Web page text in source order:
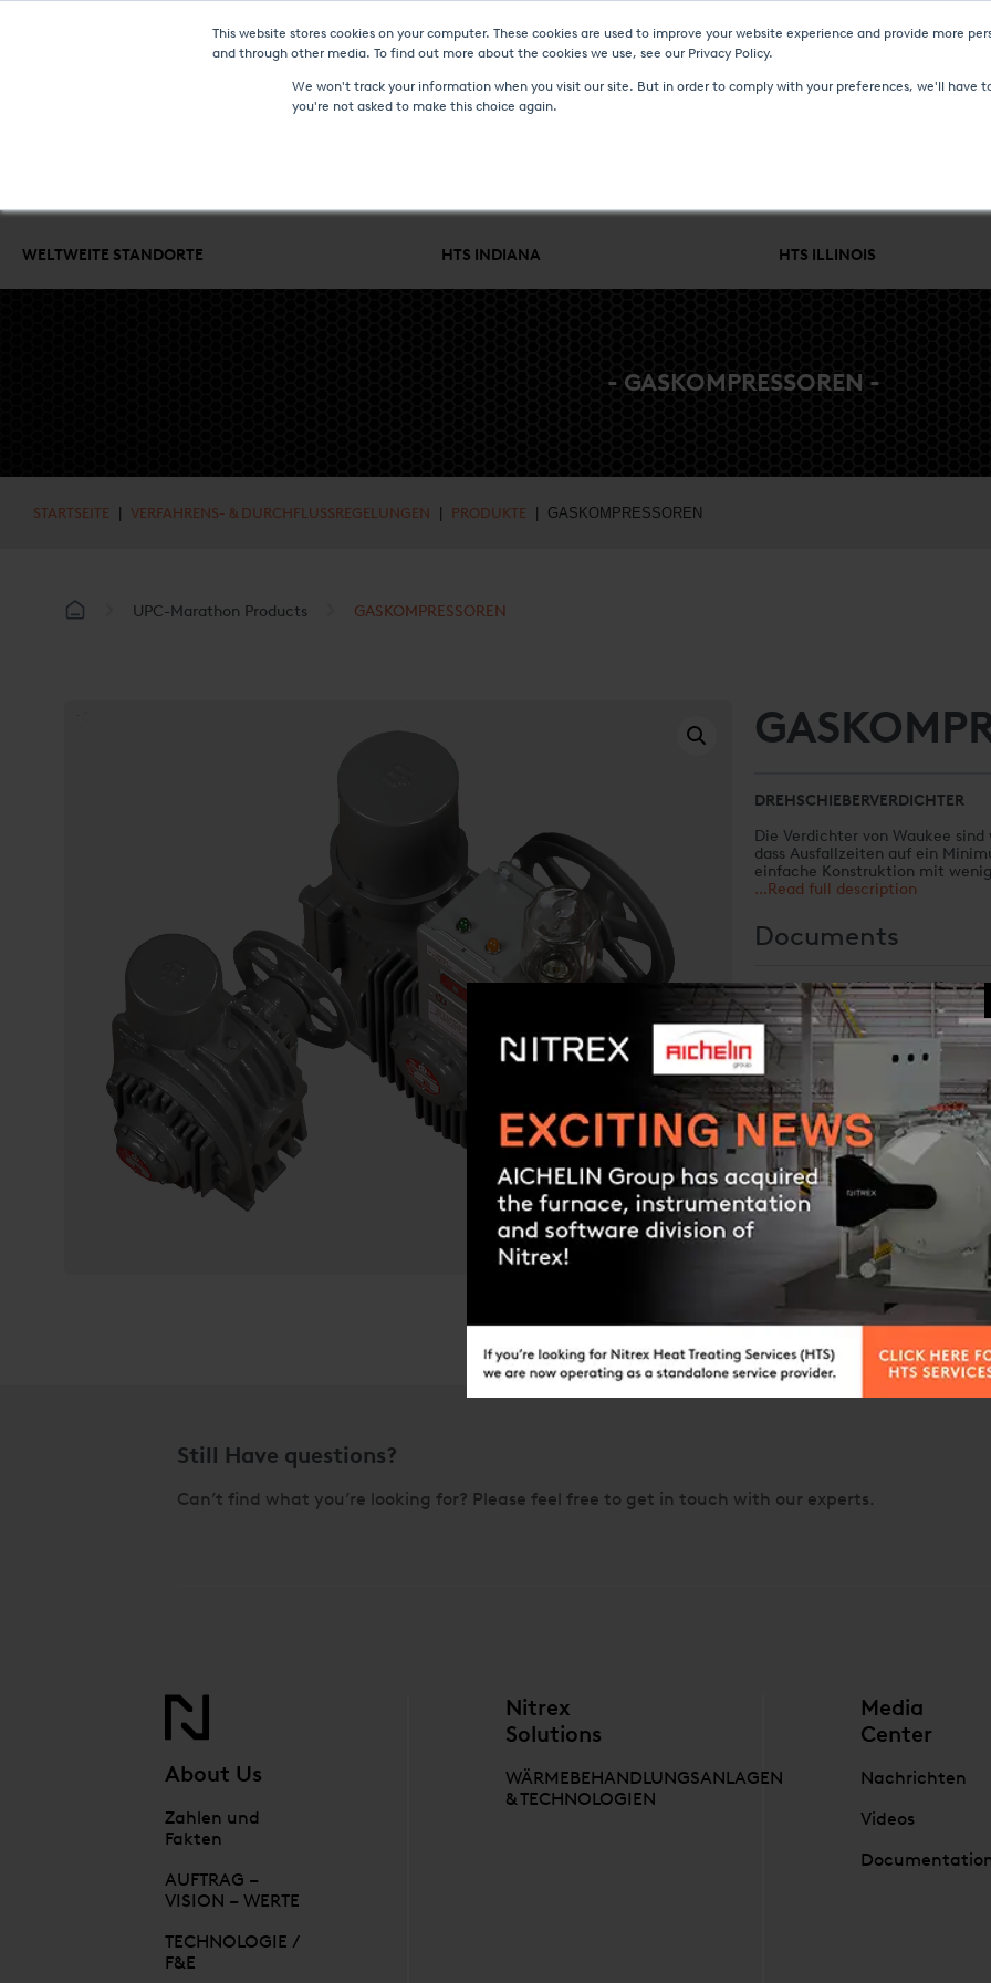
This website stores cookies on your computer. These cookies are used to improve your website experience and provide more
and through other media. To find out more about the cookies we use, see our Privacy Policy.
We won't track your information when you visit our site. But in order to comply with your preferences, we'll have
you're not asked to make this choice again.
NEUIGKEITEN UND VERANSTALTUNGENMEDIA CENTERKARRIEREKONTAKT
WELTWEITE STANDORTE HTS INDIANA HTS ILLINOIS
- GASKOMPRESSOREN -
STARTSEITE | VERFAHRENS- & DURCHFLUSSREGELUNGEN | PRODUKTE | GASKOMPRESSOREN
UPC-Marathon Products GASKOMPRESSOREN
DREHSCHIEBERVERDICHTER
Die Verdichter von Waukee
dass Ausfallzeiten auf ein
einfache Konstruktion mit
ein eingebauter automatischer
Durchflussmenge kann
Kugellager gelagert. Der
Metallkontakte. Die
Die Drehschieberverdichter
(226 cm/h) bei Drücken bis zu
VERDICHTERDRUCKREGLER
Bietet eine Regelung des
Dieses einzigartige
endothermen Generator
einem Schaltschrank
kein Ingenieurtermin
kümmern.
Spart Gas für die
Spart Gas zum Heizen des
Verhindert komplett das
Spart Strom für den
...Read full description
Documents
Manueller
USER GUIDE
Request a quote
Still Have questions?
Can’t find what you’re looking for? Please feel free to get in touch with our experts.
About Us
Zahlen und
Fakten
AUFTRAG –
VISION – WERTE
TECHNOLOGIE /
F&E
Nitrex
Solutions
WÄRMEBEHANDLUNGSANLAGEN
& TECHNOLOGIEN
Media
Center
Nachrichten
Videos